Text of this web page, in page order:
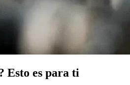
Esto es para ti